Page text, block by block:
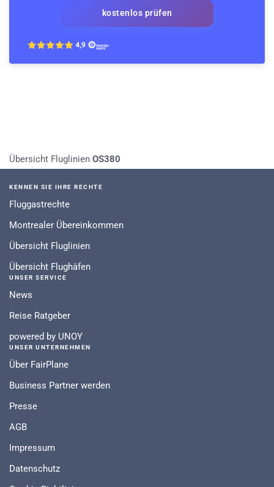
kostenlos prüfen
Übersicht Fluglinien OS380
KENNEN SIE IHRE RECHTE
Fluggastrechte
Montrealer Übereinkommen
Übersicht Fluglinien
Übersicht Flughäfen
UNSER SERVICE
News
Reise Ratgeber
powered by UNOY
UNSER UNTERNEHMEN
Über FairPlane
Business Partner werden
Presse
AGB
Impressum
Datenschutz